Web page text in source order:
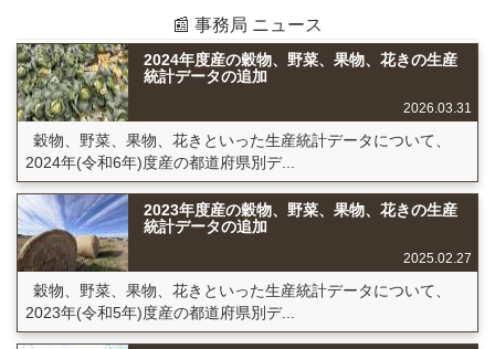
📰 事務局 ニュース
2024年度産の穀物、野菜、果物、花きの生産
統計データの追加
2026.03.31
穀物、野菜、果物、花きといった生産統計データについて、
2024年(令和6年)度産の都道府県別デ...
2023年度産の穀物、野菜、果物、花きの生産
統計データの追加
2025.02.27
穀物、野菜、果物、花きといった生産統計データについて、
2023年(令和5年)度産の都道府県別デ...